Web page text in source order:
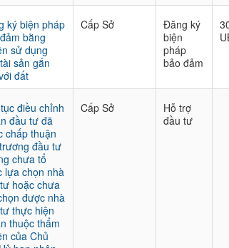
ký biện pháp
bằng
sử dụng
sản gắn
đất
Cấp Sở
Đăng ký
biện
pháp
bảo đảm
điều chỉnh
đầu tư đã
chấp thuận
đầu tư
chưa tổ
lựa chọn nhà
hoặc chưa
được nhà
thực hiện
thuộc thẩm
của Chủ
Cấp Sở
Hỗ trợ
đầu tư